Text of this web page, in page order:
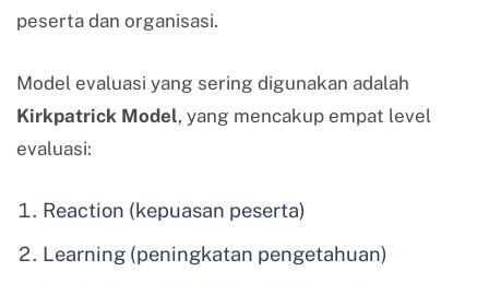
peserta dan organisasi.
Model evaluasi yang sering digunakan adalah
Kirkpatrick Model, yang mencakup empat level
evaluasi:
Reaction (kepuasan peserta)
Learning (peningkatan pengetahuan)